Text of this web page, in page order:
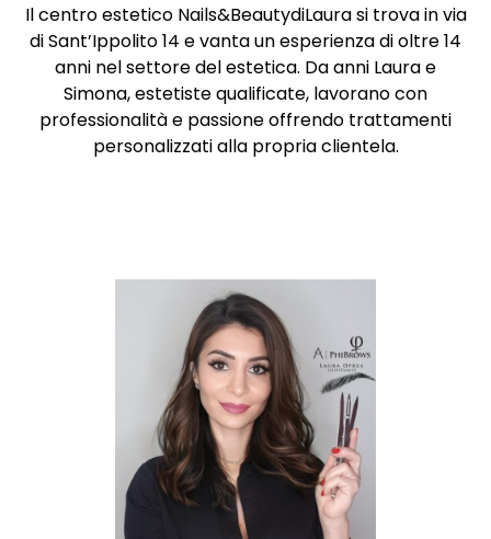
Il centro estetico Nails&BeautydiLaura si trova in via
di Sant’Ippolito 14 e vanta un esperienza di oltre 14
anni nel settore del estetica. Da anni Laura e
Simona, estetiste qualificate, lavorano con
professionalità e passione offrendo trattamenti
personalizzati alla propria clientela.